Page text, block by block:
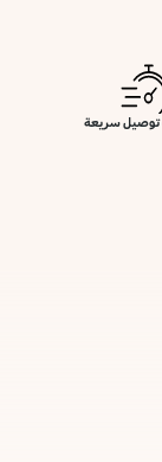
توصيل سريعة